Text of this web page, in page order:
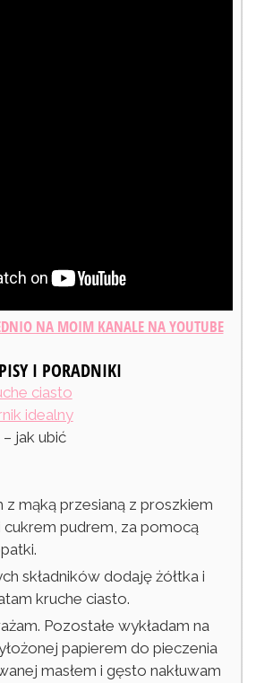
NA MOIM KANALE NA YOUTUBE
I PORADNIKI
ciasto
idealny
– jak ubić
z mąką przesianą z proszkiem
cukrem pudrem, za pomocą
składników dodaję żółtka i
kruche ciasto.
Pozostałe wykładam na
papierem do pieczenia
masłem i gęsto nakłuwam